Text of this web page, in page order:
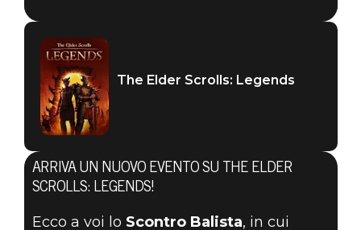
The Elder Scrolls: Legends
15 gennaio 2020
COMBATTETE
The Elder Scrolls: Legends
ARRIVA UN NUOVO EVENTO SU THE ELDER
SCROLLS: LEGENDS!
Ecco a voi lo Scontro Balista, in cui